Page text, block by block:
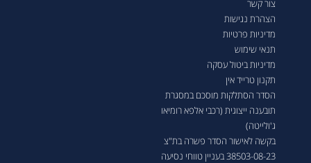
צור קשר
הצהרת נגישות
מדיניות פרטיות
תנאי שימוש
מדיניות ביטול עסקה
תקנון טרייד אין
הסדר הסתלקות מוסכם במסגרת
תובענה ייצוגית (רכבי אלפא רומיאו
ג'ולייטה)
בקשה לאישור הסדר פשרה בת"צ
38503-08-23 בעניין טווחי נסיעה